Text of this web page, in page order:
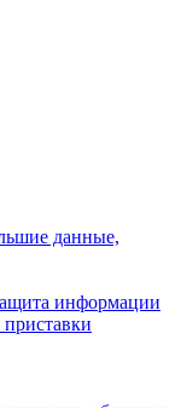
данные,
информации